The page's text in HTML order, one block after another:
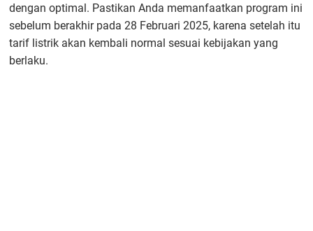
dengan optimal. Pastikan Anda memanfaatkan program ini
sebelum berakhir pada 28 Februari 2025, karena setelah itu
tarif listrik akan kembali normal sesuai kebijakan yang
berlaku.